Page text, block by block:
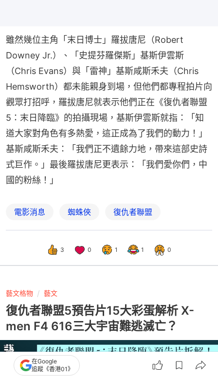
雖然幾位主角「末日博士」羅拔唐尼（Robert
Downey Jr.）、「史提芬羅傑斯」基斯伊雲斯
（Chris Evans）與「雷神」基斯咸斯禾夫（Chris
Hemsworth）都未能親身到場，但他們都專程拍片向
觀眾打招呼，羅拔唐尼就表示他們正在《復仇者聯盟
5：末日降臨》的拍攝現場，基斯伊雲斯就指：「知
道大家對角色有多熱愛，這正成為了我們的動力！」
基斯咸斯禾夫：「我們正不遺餘力地，帶來這部史詩
式巨作。」最後羅拔唐尼更表示：「我們愛你們，中
國的粉絲！」
電影消息 蜘蛛俠 復仇者聯盟
3 0 1 1 0
藝文格物 藝文
復仇者聯盟5預告片15大彩蛋解析 X-
men F4 616三大宇宙難逃滅亡？
在Google
追蹤《香港01》